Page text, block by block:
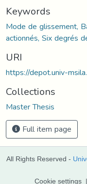
Keywords
Mode de glissement,
actionnés, Six degrés
URI
https://depot.univ-
Collections
Master Thesis
Full item page
All Rights Reserved -
Cookie settings |